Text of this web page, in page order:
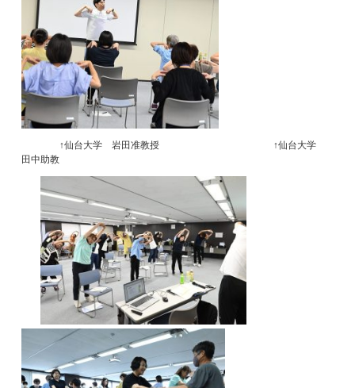
↑仙台大学 岩田准教授 ↑仙台大学
田中助教